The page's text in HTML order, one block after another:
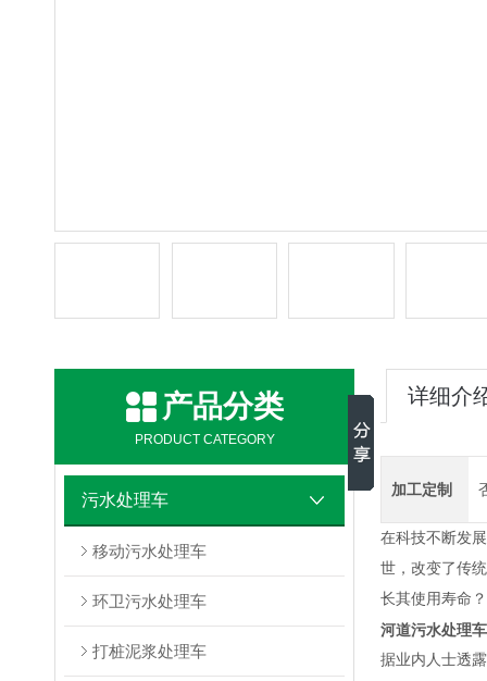
产品分类
PRODUCT CATEGORY
污水处理车
移动污水处理车
环卫污水处理车
打桩泥浆处理车
详细介
加工定制
在科技不断发
世，改变了传
长其使用寿命？
河道污水处理
据业内人士透